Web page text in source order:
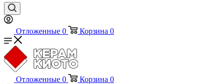
Отложенные 0 Корзина 0
Отложенные 0 Корзина 0